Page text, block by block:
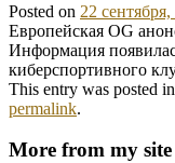
Posted on 22
Европейская OG
Информация
киберспортивного
This entry was posted in
permalink.
More from my site